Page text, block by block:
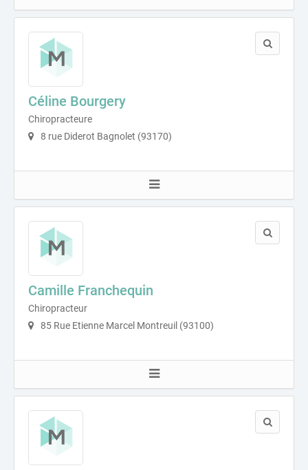
Céline Bourgery
Chiropracteure
8 rue Diderot Bagnolet (93170)
Camille Franchequin
Chiropracteur
85 Rue Etienne Marcel Montreuil (93100)